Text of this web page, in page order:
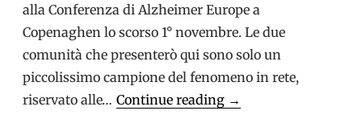
alla Conferenza di Alzheimer Europe a
Copenaghen lo scorso 1° novembre. Le due
comunità che presenterò qui sono solo un
piccolissimo campione del fenomeno in rete,
riservato alle… Continue reading Uniti
→